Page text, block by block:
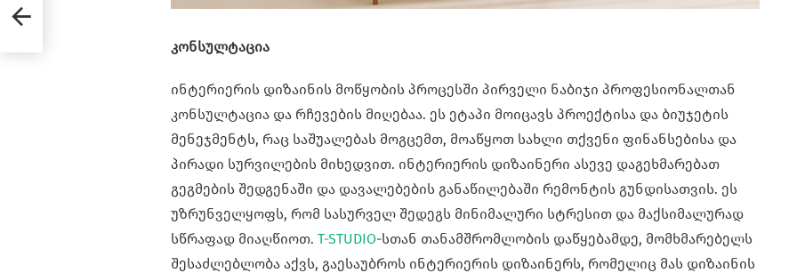
კონსულტაცია
ინტერიერის დიზაინის მოწყობის პროცესში პირველი ნაბიჯი პროფესიონალთან
კონსულტაცია და რჩევების მიღებაა. ეს ეტაპი მოიცავს პროექტისა და ბიუჯეტის
მენეჯმენტს, რაც საშუალებას მოგცემთ, მოაწყოთ სახლი თქვენი ფინანსებისა და
პირადი სურვილების მიხედვით. ინტერიერის დიზაინერი ასევე დაგეხმარებათ
გეგმების შედგენაში და დავალებების განაწილებაში რემონტის გუნდისათვის. ეს
უზრუნველყოფს, რომ სასურველ შედეგს მინიმალური სტრესით და მაქსიმალურად
სწრაფად მიაღწიოთ. T-STUDIO-სთან თანამშრომლობის დაწყებამდე, მომხმარებელს
შესაძლებლობა აქვს, გაესაუბროს ინტერიერის დიზაინერს, რომელიც მას დიზაინის